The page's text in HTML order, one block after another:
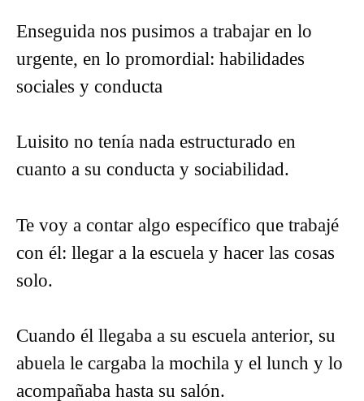
Enseguida nos pusimos a trabajar en lo
urgente, en lo promordial: habilidades
sociales y conducta
Luisito no tenía nada estructurado en
cuanto a su conducta y sociabilidad.
Te voy a contar algo específico que trabajé
con él: llegar a la escuela y hacer las cosas
solo.
Cuando él llegaba a su escuela anterior, su
abuela le cargaba la mochila y el lunch y lo
acompañaba hasta su salón.